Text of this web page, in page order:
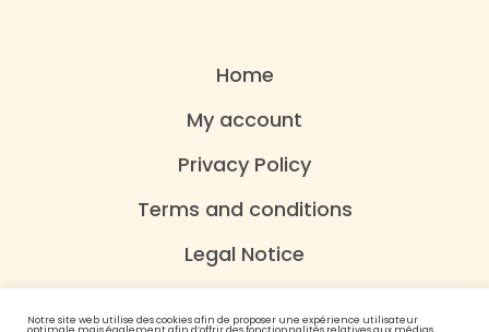
Home
My account
Privacy Policy
Terms and conditions
Legal Notice
Notre site web utilise des cookies afin de proposer une expérience utilisateur